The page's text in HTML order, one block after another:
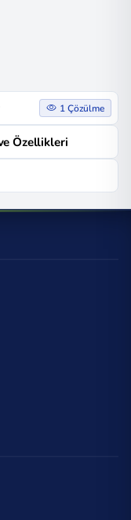
1 Çözülme
Özellikleri